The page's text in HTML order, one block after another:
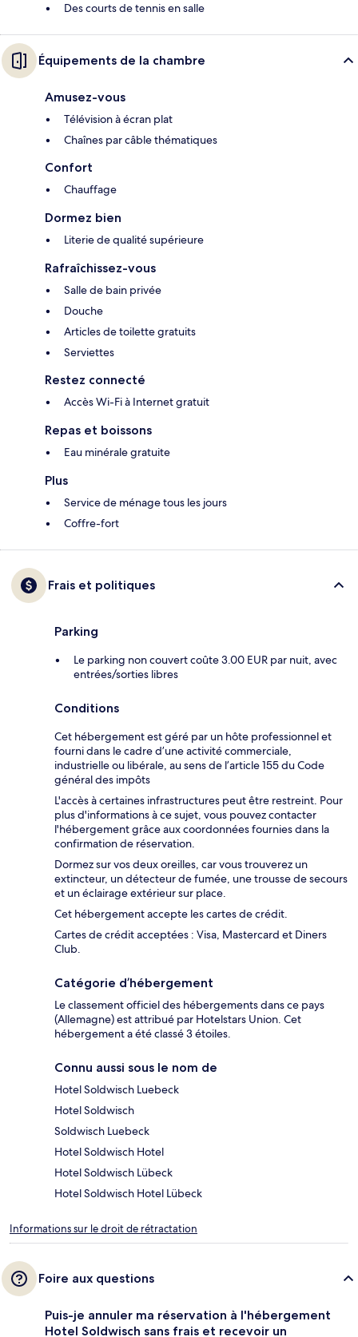
Des courts de tennis en salle
Équipements de la chambre
Amusez-vous
Télévision à écran plat
Chaînes par câble thématiques
Confort
Chauffage
Dormez bien
Literie de qualité supérieure
Rafraîchissez-vous
Salle de bain privée
Douche
Articles de toilette gratuits
Serviettes
Restez connecté
Accès Wi-Fi à Internet gratuit
Repas et boissons
Eau minérale gratuite
Plus
Service de ménage tous les jours
Coffre-fort
Frais et politiques
Parking
Le parking non couvert coûte 3.00 EUR par nuit, avec
entrées/sorties libres
Conditions
Cet hébergement est géré par un hôte professionnel et
fourni dans le cadre d’une activité commerciale,
industrielle ou libérale, au sens de l’article 155 du Code
général des impôts
L'accès à certaines infrastructures peut être restreint. Pour
plus d'informations à ce sujet, vous pouvez contacter
l'hébergement grâce aux coordonnées fournies dans la
confirmation de réservation.
Dormez sur vos deux oreilles, car vous trouverez un
extincteur, un détecteur de fumée, une trousse de secours
et un éclairage extérieur sur place.
Cet hébergement accepte les cartes de crédit.
Cartes de crédit acceptées : Visa, Mastercard et Diners
Club.
Catégorie d’hébergement
Le classement officiel des hébergements dans ce pays
(Allemagne) est attribué par Hotelstars Union. Cet
hébergement a été classé 3 étoiles.
Connu aussi sous le nom de
Hotel Soldwisch Luebeck
Hotel Soldwisch
Soldwisch Luebeck
Hotel Soldwisch Hotel
Hotel Soldwisch Lübeck
Hotel Soldwisch Hotel Lübeck
Informations sur le droit de rétractation
Foire aux questions
Puis-je annuler ma réservation à l'hébergement
Hotel Soldwisch sans frais et recevoir un